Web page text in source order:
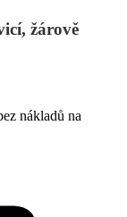
žárově
nákladů na